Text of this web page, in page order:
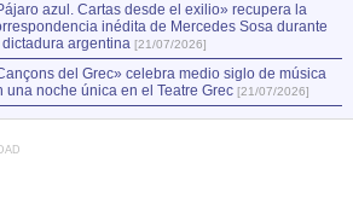
azul. Cartas desde el exilio» recupera la
inédita de Mercedes Sosa durante
dictadura argentina [21/07/2026]
del Grec» celebra medio siglo de música
una noche única en el Teatre Grec [21/07/2026]